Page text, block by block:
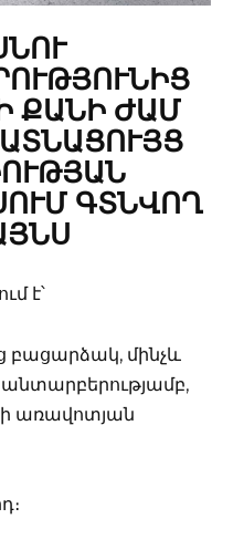
ՔԱՆԻ ԺԱՄ
ԳՏՆՎՈՂ
է՝
բացարձակ, մինչև
առավոտյան